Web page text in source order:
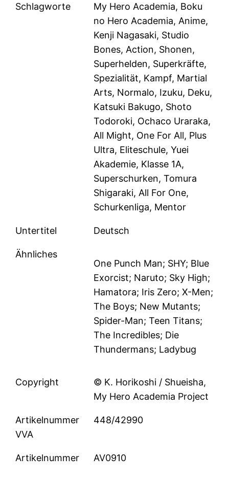
Schlagworte
My Hero Academia, Boku
no Hero Academia, Anime,
Kenji Nagasaki, Studio
Bones, Action, Shonen,
Superhelden, Superkräfte,
Spezialität, Kampf, Martial
Arts, Normalo, Izuku, Deku,
Katsuki Bakugo, Shoto
Todoroki, Ochaco Uraraka,
All Might, One For All, Plus
Ultra, Eliteschule, Yuei
Akademie, Klasse 1A,
Superschurken, Tomura
Shigaraki, All For One,
Schurkenliga, Mentor
Untertitel Deutsch
Ähnliches
One Punch Man; SHY; Blue
Exorcist; Naruto; Sky High;
Hamatora; Iris Zero; X-Men;
The Boys; New Mutants;
Spider-Man; Teen Titans;
The Incredibles; Die
Thundermans; Ladybug
Copyright
© K. Horikoshi / Shueisha,
My Hero Academia Project
Artikelnummer
VVA
448/42990
Artikelnummer AV0910